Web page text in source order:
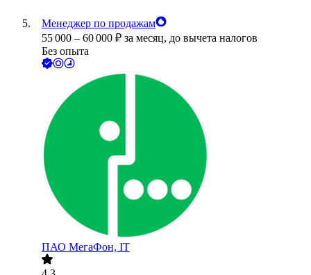
Менеджер по продажам
55 000 – 60 000 ₽ за месяц, до вычета налогов
Без опыта
ПАО МегаФон, IT